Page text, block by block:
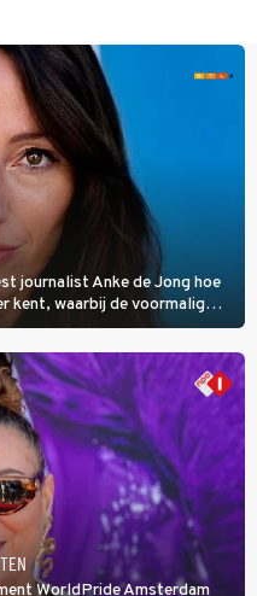
journalist Anke de Jong hoe
kent, waarbij de voormalig
en Elle het samen met
da Graça en Marc-Marie
WorldPride Amsterdam